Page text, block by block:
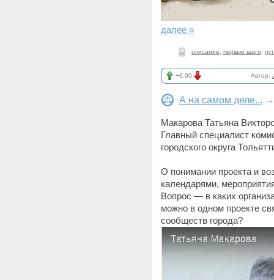
далее »
описание первые шаги
+6.00 Автор:
А на самом деле...
Макарова Татьяна
Главный специалист
городского округа
О понимании проекта и
календарями,
Вопрос — в каких
можно в одном проекте
сообществ города?